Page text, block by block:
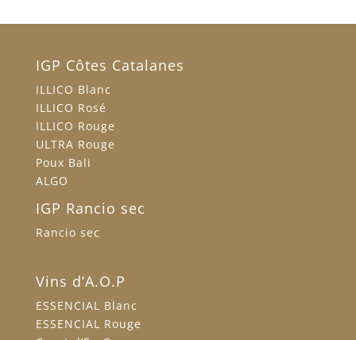
IGP Côtes Catalanes
ILLICO Blanc
ILLICO Rosé
ILLICO Rouge
ULTRA Rouge
Poux Bali
ALGO
IGP Rancio sec
Rancio sec
Vins d’A.O.P
ESSENCIAL Blanc
ESSENCIAL Rouge